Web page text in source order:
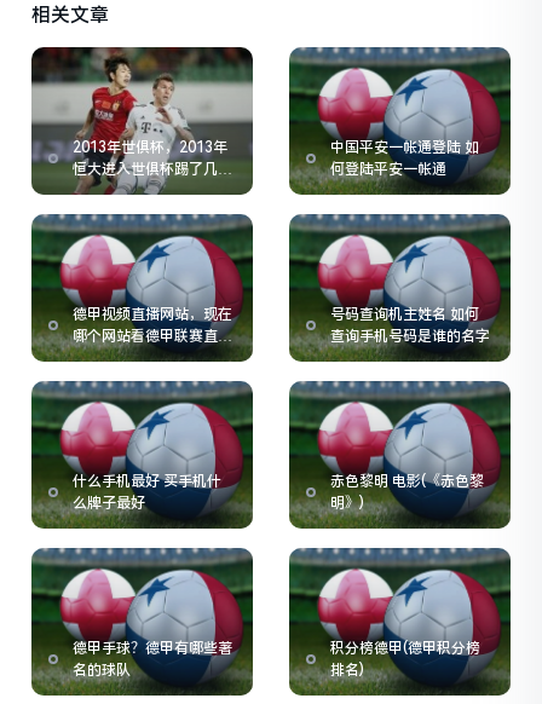
相关文章
2013年世俱杯，2013年
恒大进入世俱杯踢了几场
就被拜仁拿下了
中国平安一帐通登陆 如
何登陆平安一帐通
德甲视频直播网站，现在
哪个网站看德甲联赛直播
比较方便
号码查询机主姓名 如何
查询手机号码是谁的名字
什么手机最好 买手机什
么牌子最好
赤色黎明 电影(《赤色黎
明》)
德甲手球？德甲有哪些著
名的球队
积分榜德甲(德甲积分榜
排名)